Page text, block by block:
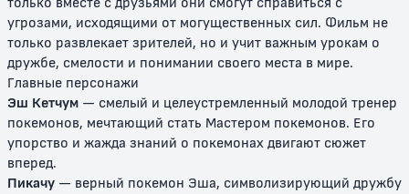
Покемон: Джирачи –
исполнитель желаний
угрозами, исходящими от могущественных сил. Фильм не
только развлекает зрителей, но и учит важным урокам о
дружбе, смелости и понимании своего места в мире.
Главные персонажи
Эш Кетчум — смелый и целеустремленный молодой тренер
покемонов, мечтающий стать Мастером покемонов. Его
упорство и жажда знаний о покемонах двигают сюжет
вперед.
Пикачу — верный покемон Эша, символизирующий дружбу